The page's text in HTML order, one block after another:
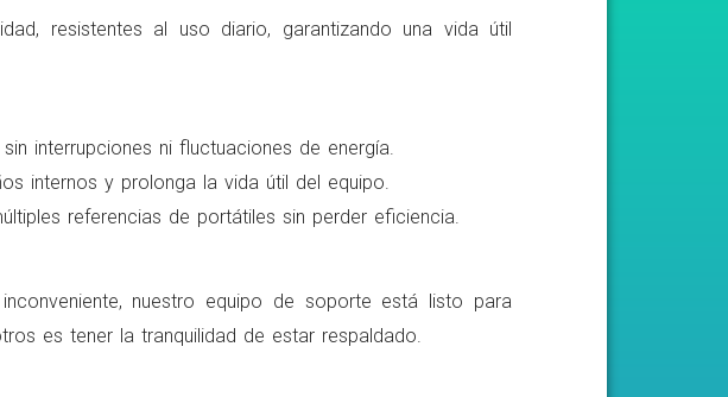
resistentes al uso diario, garantizando una vida útil
interrupciones ni fluctuaciones de energía.
internos y prolonga la vida útil del equipo.
referencias de portátiles sin perder eficiencia.
nuestro equipo de soporte está listo para
es tener la tranquilidad de estar respaldado.